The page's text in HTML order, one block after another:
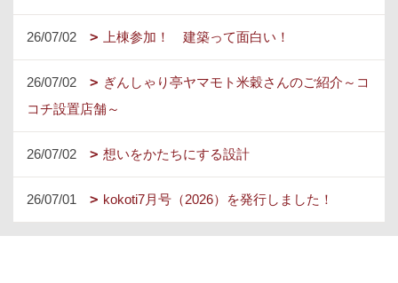
26/07/02 上棟参加！ 建築って面白い！
26/07/02
ぎんしゃり亭ヤマモト米穀さんのご紹介～コ
コチ設置店舗～
26/07/02 想いをかたちにする設計
26/07/01 kokoti7月号（2026）を発行しました！